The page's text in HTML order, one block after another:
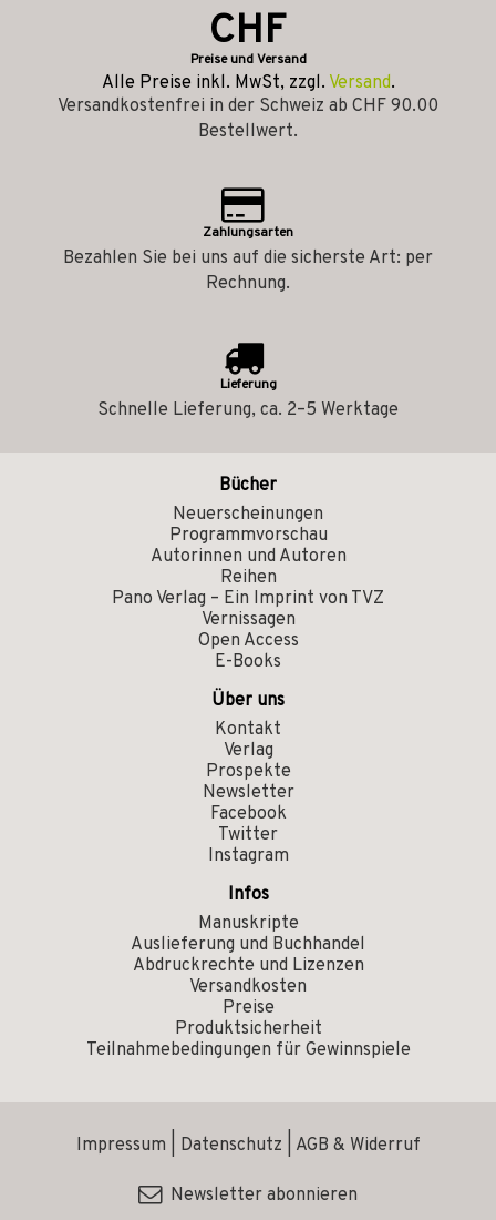
CHF
Preise und Versand
Alle Preise inkl. MwSt, zzgl. Versand.
Versandkostenfrei in der Schweiz ab CHF 90.00
Bestellwert.
Zahlungsarten
Bezahlen Sie bei uns auf die sicherste Art: per
Rechnung.
Lieferung
Schnelle Lieferung, ca. 2–5 Werktage
Bücher
Neuerscheinungen
Programmvorschau
Autorinnen und Autoren
Reihen
Pano Verlag – Ein Imprint von TVZ
Vernissagen
Open Access
E-Books
Über uns
Kontakt
Verlag
Prospekte
Newsletter
Facebook
Twitter
Instagram
Infos
Manuskripte
Auslieferung und Buchhandel
Abdruckrechte und Lizenzen
Versandkosten
Preise
Produktsicherheit
Teilnahmebedingungen für Gewinnspiele
Impressum Datenschutz AGB & Widerruf
Newsletter abonnieren